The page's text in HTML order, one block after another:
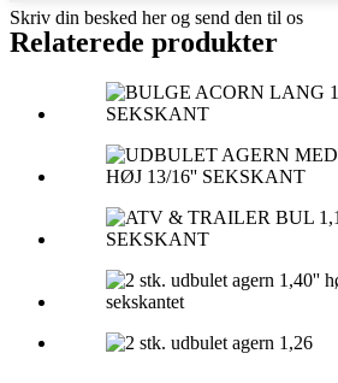
Skriv din besked her og send den til os
Relaterede produkter